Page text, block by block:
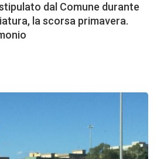
dal Comune durante
la scorsa primavera.